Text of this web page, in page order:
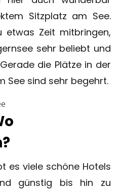
Sitzplatz am See.
etwas Zeit mitbringen,
sehr beliebt und
die Plätze in der
See sind sehr begehrt.
es viele schöne Hotels
günstig bis hin zu